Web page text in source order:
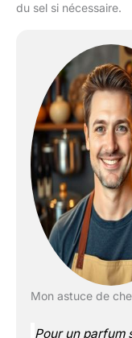
du sel si nécessaire.
Mon astuce de
Pour un parfum